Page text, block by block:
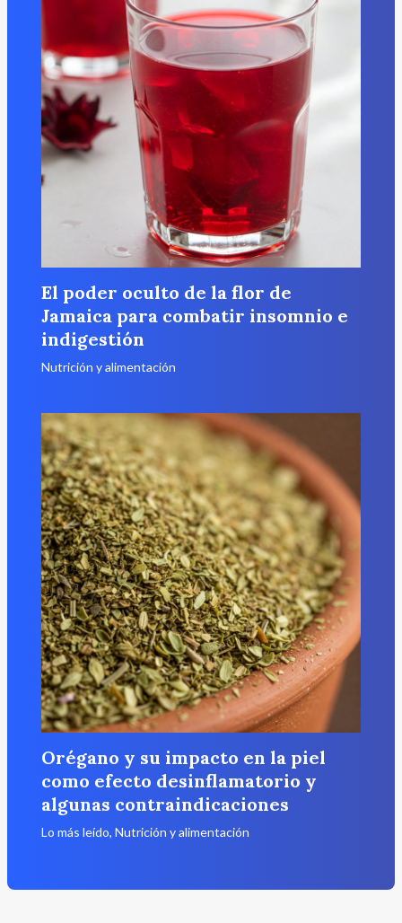
El poder oculto de la flor de
Jamaica para combatir insomnio e
indigestión
Nutrición y alimentación
Orégano y su impacto en la piel
como efecto desinflamatorio y
algunas contraindicaciones
Lo más leído, Nutrición y alimentación